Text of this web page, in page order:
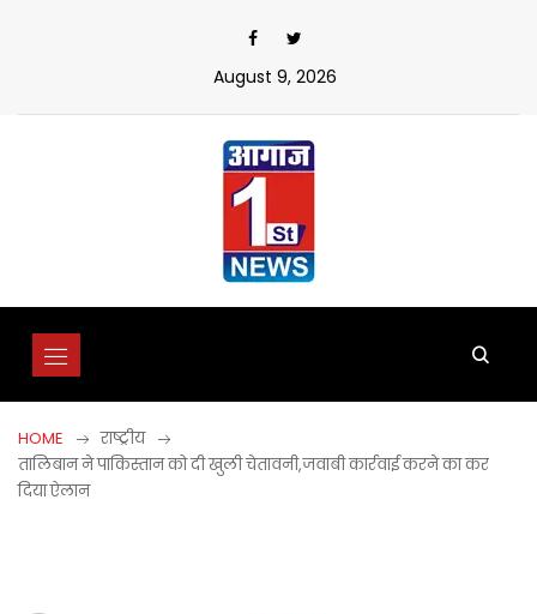
August 9, 2026
HOME
राष्ट्रीय
तालिबान ने पाकिस्तान को दी खुली चेतावनी,जवाबी कार्रवाई करने का कर
दिया ऐलान